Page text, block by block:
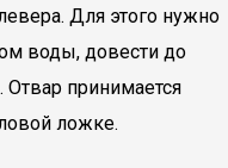
Для этого нужно
воды, довести до
Отвар принимается
ложке.